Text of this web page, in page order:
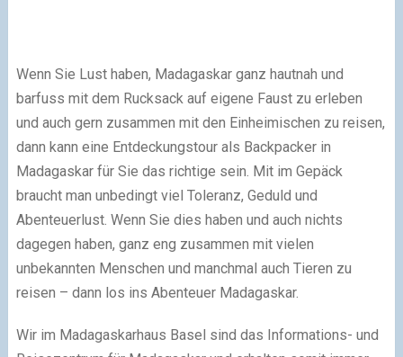
Wenn Sie Lust haben, Madagaskar ganz hautnah und
barfuss mit dem Rucksack auf eigene Faust zu erleben
und auch gern zusammen mit den Einheimischen zu reisen,
dann kann eine Entdeckungstour als Backpacker in
Madagaskar für Sie das richtige sein. Mit im Gepäck
braucht man unbedingt viel Toleranz, Geduld und
Abenteuerlust. Wenn Sie dies haben und auch nichts
dagegen haben, ganz eng zusammen mit vielen
unbekannten Menschen und manchmal auch Tieren zu
reisen – dann los ins Abenteuer Madagaskar.
Wir im Madagaskarhaus Basel sind das Informations- und